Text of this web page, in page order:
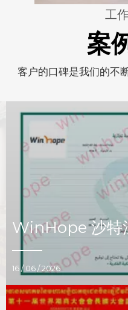
工
案
客户的口碑是我们的不
WinHope 沙特
16 / 06 / 2026